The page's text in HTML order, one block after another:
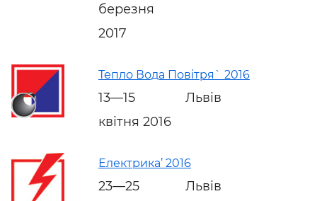
березня
2017
Тепло Вода Повітря` 2016
13—15
квітня 2016
Львів
Електрика’ 2016
23—25
Львів